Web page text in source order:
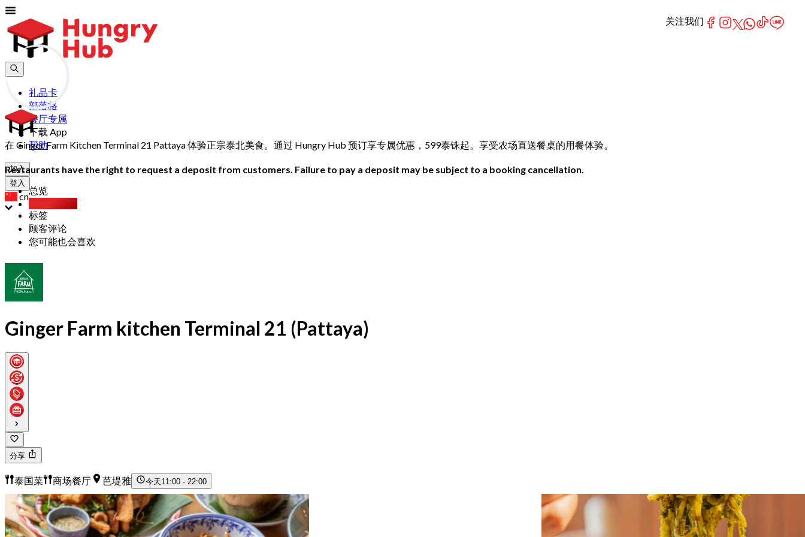
礼品卡
部落格
餐厅专属
下载 App
帮助
加入
登入
cn
在 Ginger Farm Kitchen Terminal 21 Pattaya 体验正宗泰北美食。通过 Hungry Hub 预订享专属优惠，599泰铢起。享受农场直送餐桌的用餐体验。
Restaurants have the right to request a deposit from customers. Failure to pay a deposit may be subject to a booking cancellation.
总览
标签
顾客评论
您可能也会喜欢
Ginger Farm kitchen Terminal 21 (Pattaya)
分享
泰国菜 商场餐厅 芭堤雅 今天11:00 - 22:00
关注我们